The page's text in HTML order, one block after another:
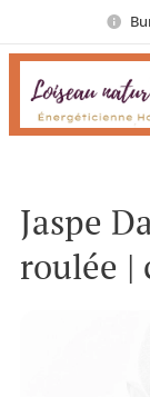
Jaspe
roulée |